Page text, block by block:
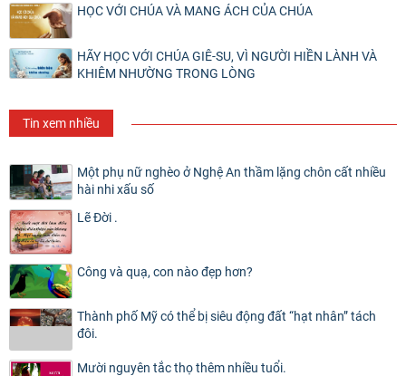
HỌC VỚI CHÚA VÀ MANG ÁCH CỦA CHÚA
HÃY HỌC VỚI CHÚA GIÊ-SU, VÌ NGƯỜI HIỀN LÀNH VÀ
KHIÊM NHƯỜNG TRONG LÒNG
Tin xem nhiều
Một phụ nữ nghèo ở Nghệ An thầm lặng chôn cất nhiều
hài nhi xấu số
Lẽ Đời .
Công và quạ, con nào đẹp hơn?
Thành phố Mỹ có thể bị siêu động đất “hạt nhân” tách
đôi.
Mười nguyên tắc thọ thêm nhiều tuổi.